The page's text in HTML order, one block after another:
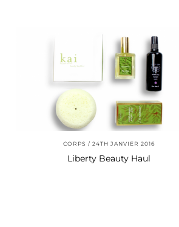
CORPS 24TH JANVIER 2016
Liberty Beauty Haul